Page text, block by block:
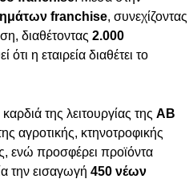
franchise, συνεχίζοντας
διαθέτοντας 2.000
η εταιρεία διαθέτει το
της λειτουργίας της ΑΒ
αγροτικής, κτηνοτροφικής
ενώ προσφέρει προϊόντα
την εισαγωγή 450 νέων